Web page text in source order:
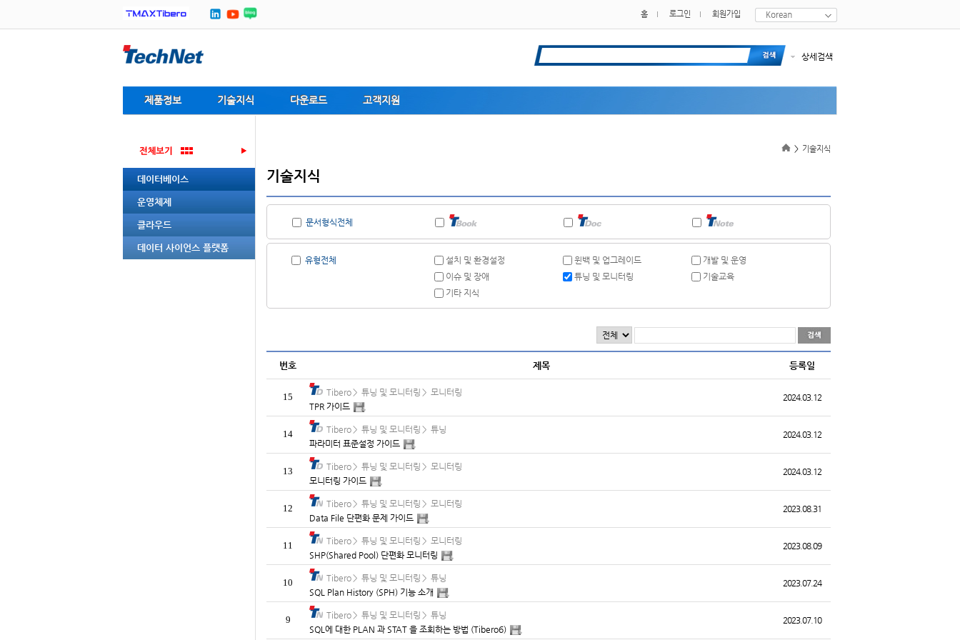
홈 로그인 회원가입
상세검색
제품정보 기술지식 다운로드 고객지원
데이터베이스
운영체제
클라우드
데이터 사이언스 플랫폼
> 기술지식
기술지식
문서형식전체
유형전체 설치 및 환경설정 윈백 및 업그레이드
개발 및 운영
이슈 및 장애
튜닝 및 모니터링
기술교육
기타 지식
번호 제목 등록일
15 Tibero> 튜닝 및 모니터링 > 모니터링
TPR 가이드
2024.03.12
14 Tibero> 튜닝 및 모니터링 > 튜닝
파라미터 표준설정 가이드
2024.03.12
13 Tibero> 튜닝 및 모니터링 > 모니터링
모니터링 가이드
2024.03.12
12 Tibero> 튜닝 및 모니터링 > 모니터링
Data File 단편화 문제 가이드
2023.08.31
11 Tibero> 튜닝 및 모니터링 > 모니터링
SHP(Shared Pool) 단편화 모니터링
2023.08.09
10 Tibero> 튜닝 및 모니터링 > 튜닝
SQL Plan History (SPH) 기능 소개
2023.07.24
9 Tibero> 튜닝 및 모니터링 > 튜닝
SQL에 대한 PLAN 과 STAT 을 조회하는 방법 (Tibero6)
2023.07.10